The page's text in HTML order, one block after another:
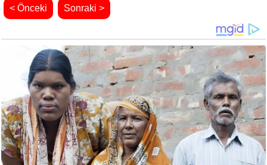
< Önceki Sonraki >